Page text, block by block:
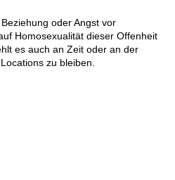
oder Angst vor
Homosexualität dieser Offenheit
es auch an Zeit oder an der
zu bleiben.